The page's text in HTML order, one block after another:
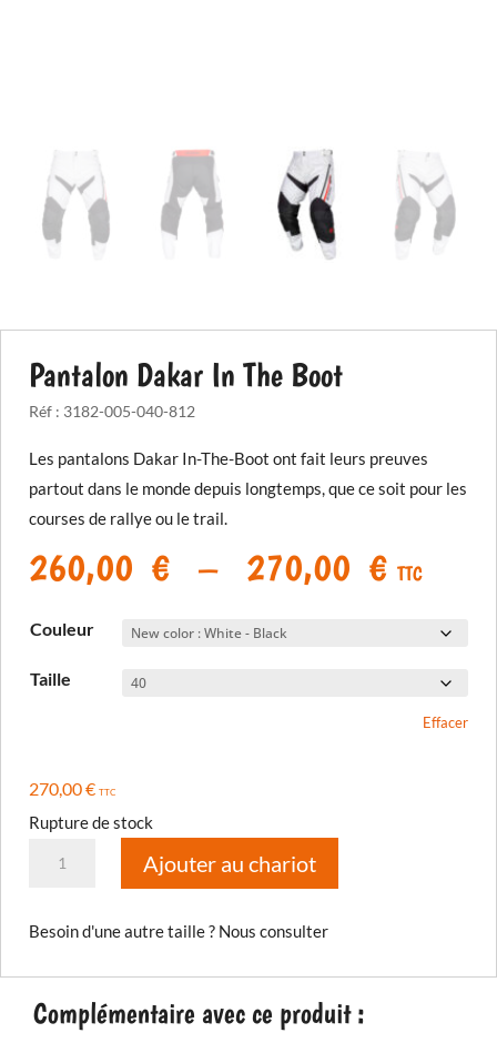
Pantalon Dakar In The Boot
Réf : 3182-005-040-812
Les pantalons Dakar In-The-Boot ont fait leurs preuves
partout dans le monde depuis longtemps, que ce soit pour les
courses de rallye ou le trail.
260,00 € – 270,00 € Plage
de
prix :
TTC
Couleur
Taille
Effacer
270,00€ TTC
Rupture de stock
quantité
Dakar
In
The
Ajouter au chariot
Besoin d'une autre taille ? Nous consulter
Complémentaire avec ce produit :